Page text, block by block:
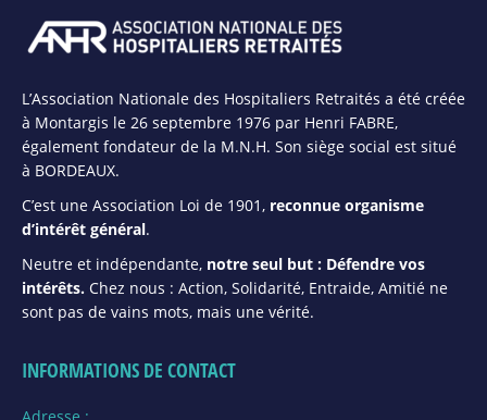
L’Association Nationale des Hospitaliers Retraités a été créée
à Montargis le 26 septembre 1976 par Henri FABRE,
également fondateur de la M.N.H. Son siège social est situé
à BORDEAUX.
C’est une Association Loi de 1901, reconnue organisme
d’intérêt général.
Neutre et indépendante, notre seul but : Défendre vos
intérêts. Chez nous : Action, Solidarité, Entraide, Amitié ne
sont pas de vains mots, mais une vérité.
INFORMATIONS DE CONTACT